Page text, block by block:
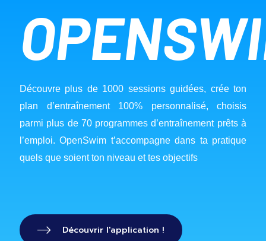
Découvre plus de 1000 sessions guidées, crée ton
plan d’entraînement 100% personnalisé, choisis
parmi plus de 70 programmes d’entraînement prêts à
l’emploi. OpenSwim t’accompagne dans ta pratique
quels que soient ton niveau et tes objectifs
Découvrir l'application !